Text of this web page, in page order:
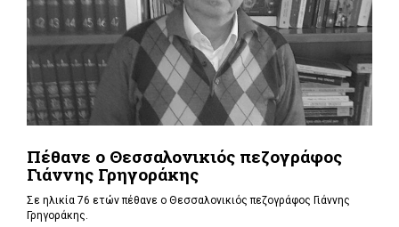
Πέθανε ο Θεσσαλονικιός πεζογράφος
Γιάννης Γρηγοράκης
Σε ηλικία 76 ετών πέθανε ο Θεσσαλονικιός πεζογράφος Γιάννης
Γρηγοράκης.